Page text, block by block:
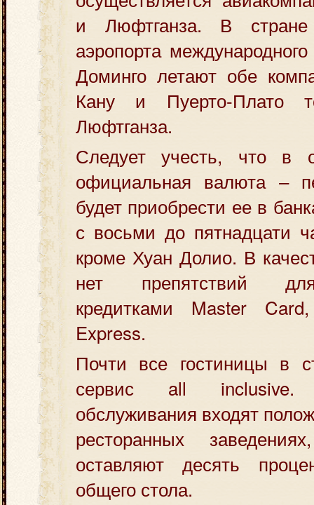
и Люфтганза. В стране
аэропорта
Доминго летают обе
Кану и Пуерто-Плато
Люфтганза.
Следует учесть, что в
официальная валюта –
будет приобрести ее в
с восьми до пятнадцати
кроме Хуан Долио. В
нет препятствий
кредитками Master
Express.
Почти все гостиницы в
сервис all
обслуживания входят
ресторанных
оставляют десять
общего стола.